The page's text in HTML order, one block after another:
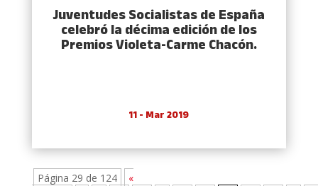
Juventudes Socialistas de España
celebró la décima edición de los
Premios Violeta-Carme Chacón.
11 - Mar 2019
Página 29 de 124
«